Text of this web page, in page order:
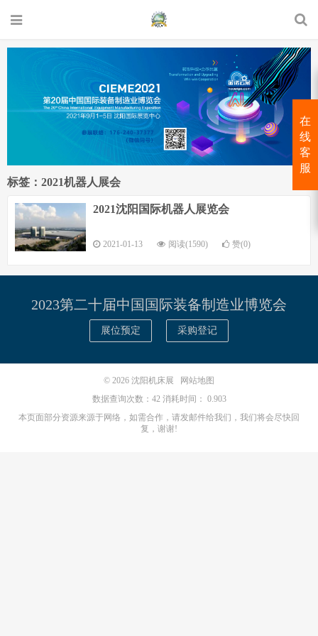
标签：2021机器人展会
2021沈阳国际机器人展览会
2021-01-13 阅读(1590) 赞(0)
在
线
客
服
2023第二十届中国国际装备制造业博览会
展位预定 采购登记
© 2026 沈阳机床展
网站地图
数据查询次数：42 消耗时间： 0.903
本页面部分资源来源于网络，如需合作，请发邮件给我们，我们将会尽快回
复，谢谢!